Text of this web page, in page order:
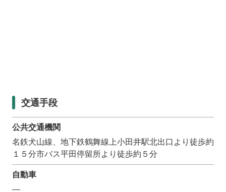
交通手段
公共交通機関
名鉄犬山線、地下鉄鶴舞線上小田井駅北出口より徒歩約
１５分市バス平田停留所より徒歩約５分
自動車
―